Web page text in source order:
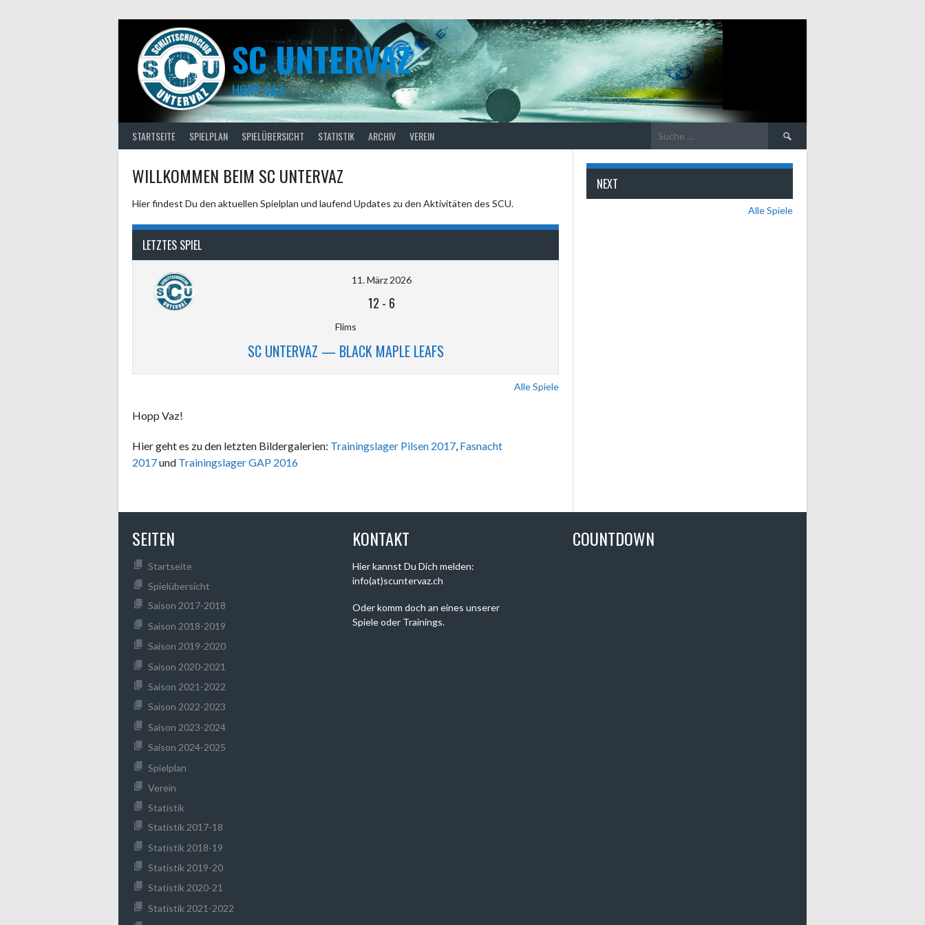
SC UNTERVAZ
HOPP VAZ!
STARTSEITE SPIELPLAN SPIELÜBERSICHT STATISTIK ARCHIV VEREIN
Suche
nach:
WILLKOMMEN BEIM SC UNTERVAZ
Hier findest Du den aktuellen Spielplan und laufend Updates zu den Aktivitäten des SCU.
LETZTES SPIEL
11. März 2026
12 - 6
Flims
SC UNTERVAZ — BLACK MAPLE LEAFS
Alle Spiele
Hopp Vaz!
Hier geht es zu den letzten Bildergalerien: Trainingslager Pilsen 2017, Fasnacht
2017und Trainingslager GAP 2016
NEXT
Alle Spiele
SEITEN
Startseite
Spielübersicht
Saison 2017-2018
Saison 2018-2019
Saison 2019-2020
Saison 2020-2021
Saison 2021-2022
Saison 2022-2023
Saison 2023-2024
Saison 2024-2025
Spielplan
Verein
Statistik
Statistik 2017-18
Statistik 2018-19
Statistik 2019-20
Statistik 2020-21
Statistik 2021-2022
KONTAKT
Hier kannst Du Dich melden:
info(at)scuntervaz.ch
Oder komm doch an eines unserer
Spiele oder Trainings.
COUNTDOWN